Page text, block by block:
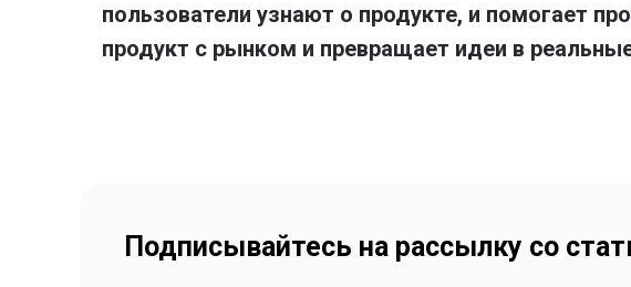
пользователи узнают о продукте, и помогает
продукт с рынком и превращает идеи в
Подписывайтесь на рассылку со